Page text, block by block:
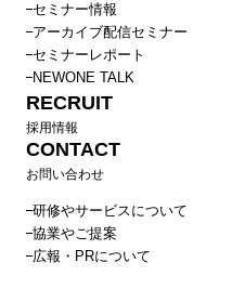
エンゲージメントサーベイ
中途入社者のオンボーデ
人材流動化時代に組織力を
シニア社員向け研修
40代向けキャリア研修
50代向けキャリア研修〜ゲ
るくキャリアを描く〜
60代向けキャリア研修〜貢
める〜
セミナー情報
アーカイブ配信セミナー
セミナーレポート
NEWONE TALK
RECRUIT
採用情報
CONTACT
お問い合わせ
研修やサービスについて
協業やご提案
広報・PRについて